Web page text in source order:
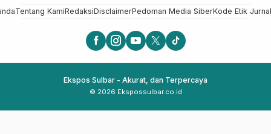
Tentang KamiRedaksiDisclaimerPedoman Media SiberKode Etik
Ekspos Sulbar - Akurat, dan Terpercaya
© 2026 Ekspossulbar.co.id